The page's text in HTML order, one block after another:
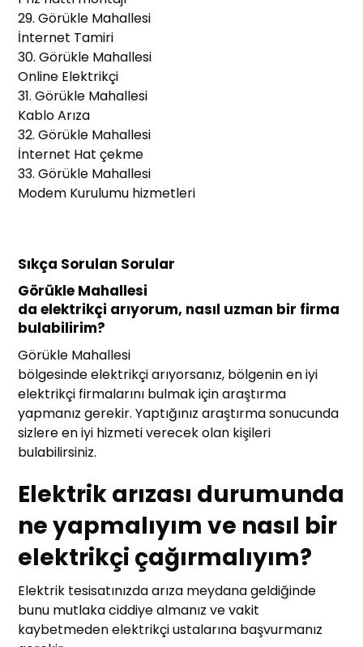
29. Görükle Mahallesi
İnternet Tamiri
30. Görükle Mahallesi
Online Elektrikçi
31. Görükle Mahallesi
Kablo Arıza
32. Görükle Mahallesi
İnternet Hat çekme
33. Görükle Mahallesi
Modem Kurulumu hizmetleri
Sıkça Sorulan Sorular
Görükle Mahallesi
da elektrikçi arıyorum, nasıl uzman bir firma
bulabilirim?
Görükle Mahallesi
bölgesinde elektrikçi arıyorsanız, bölgenin en iyi
elektrikçi firmalarını bulmak için araştırma
yapmanız gerekir. Yaptığınız araştırma sonucunda
sizlere en iyi hizmeti verecek olan kişileri
bulabilirsiniz.
Elektrik arızası durumunda
ne yapmalıyım ve nasıl bir
elektrikçi çağırmalıyım?
Elektrik tesisatınızda arıza meydana geldiğinde
bunu mutlaka ciddiye almanız ve vakit
kaybetmeden elektrikçi ustalarına başvurmanız